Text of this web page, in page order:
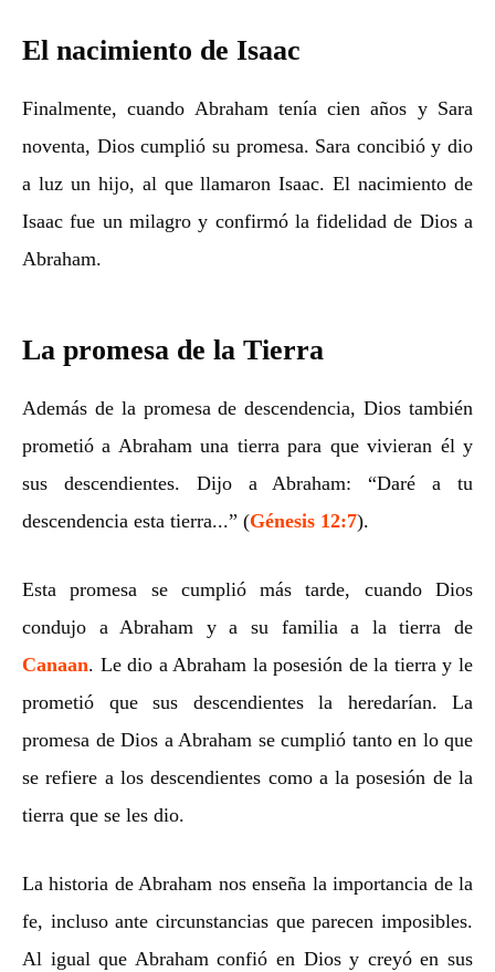
El nacimiento de Isaac
Finalmente, cuando Abraham tenía cien años y Sara
noventa, Dios cumplió su promesa. Sara concibió y dio
a luz un hijo, al que llamaron Isaac. El nacimiento de
Isaac fue un milagro y confirmó la fidelidad de Dios a
Abraham.
La promesa de la Tierra
Además de la promesa de descendencia, Dios también
prometió a Abraham una tierra para que vivieran él y
sus descendientes. Dijo a Abraham: “Daré a tu
descendencia esta tierra...” (Génesis 12:7).
Esta promesa se cumplió más tarde, cuando Dios
condujo a Abraham y a su familia a la tierra de
Canaan. Le dio a Abraham la posesión de la tierra y le
prometió que sus descendientes la heredarían. La
promesa de Dios a Abraham se cumplió tanto en lo que
se refiere a los descendientes como a la posesión de la
tierra que se les dio.
La historia de Abraham nos enseña la importancia de la
fe, incluso ante circunstancias que parecen imposibles.
Al igual que Abraham confió en Dios y creyó en sus